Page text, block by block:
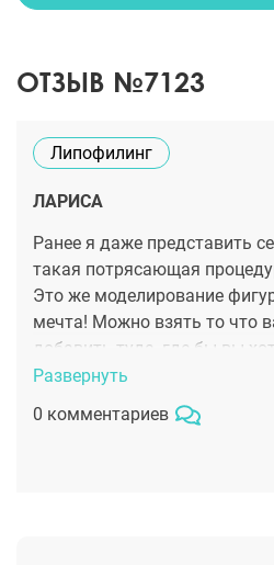
ОТЗЫВ №7123
Липофилинг
ЛАРИСА
Ранее я даже представить
такая потрясающая
Это же моделирование
мечта! Можно взять то что
добавить туда, где бы вы
Доктор Гауэр настоящая
именно сотворила фигуру
Развернуть
0 комментариев